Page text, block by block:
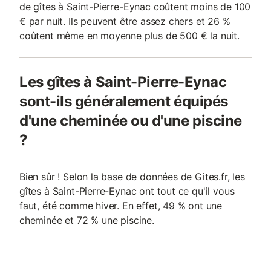
de gîtes à Saint-Pierre-Eynac coûtent moins de 100
€ par nuit. Ils peuvent être assez chers et 26 %
coûtent même en moyenne plus de 500 € la nuit.
Les gîtes à Saint-Pierre-Eynac
sont-ils généralement équipés
d'une cheminée ou d'une piscine
?
Bien sûr ! Selon la base de données de Gites.fr, les
gîtes à Saint-Pierre-Eynac ont tout ce qu'il vous
faut, été comme hiver. En effet, 49 % ont une
cheminée et 72 % une piscine.